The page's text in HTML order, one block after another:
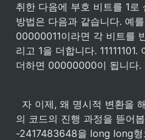
취한 다음에 부호 비트를 1로
방법은 다음과 같습니다. 예
00000011이라면 각 비트를
리고 1을 더합니다.
더하면 00000000이 됩니다.
의 코드의 진행 과정을 뜯어
-2417483648을 long long형